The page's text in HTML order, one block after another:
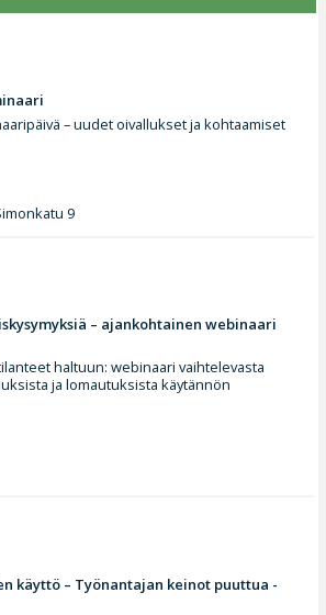
– uudet oivallukset ja kohtaamiset
9
– ajankohtainen webinaari
haltuun: webinaari vaihtelevasta
ja lomautuksista käytännön
käyttö – Työnantajan keinot puuttua -